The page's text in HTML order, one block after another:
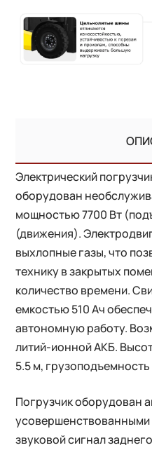
Электрический
оборудован
мощностью 7700 Вт
(движения).
выхлопные газы, что
технику в закрытых
количество времени.
емкостью 510 Ач
автономную работу.
литий-ионной АКБ.
5.5 м, грузоподъемность
Погрузчик оборудован
звуковой сигнал